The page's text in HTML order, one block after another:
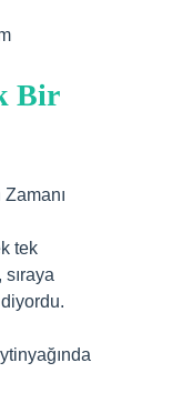
Bir
Zamanı
tek
sıraya